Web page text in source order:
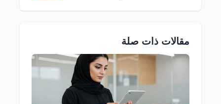
مقالات ذات صلة